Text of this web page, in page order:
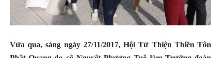
Vừa qua, sáng ngày 27/11/2017, Hội Từ Thiện Thiền Tôn